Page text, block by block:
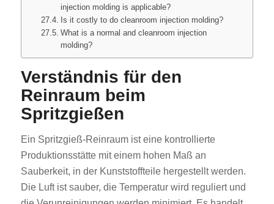
injection molding is applicable?
Is it costly to do cleanroom injection molding?
What is a normal and cleanroom injection
molding?
Verständnis für den
Reinraum beim
Spritzgießen
Ein Spritzgieß-Reinraum ist eine kontrollierte
Produktionsstätte mit einem hohen Maß an
Sauberkeit, in der Kunststoffteile hergestellt werden.
Die Luft ist sauber, die Temperatur wird reguliert und